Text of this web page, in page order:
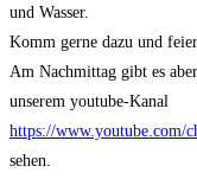
und Wasser.
Komm gerne dazu und
Am Nachmittag gibt es
unserem youtube-Kanal
https://www.youtube.com/
sehen.